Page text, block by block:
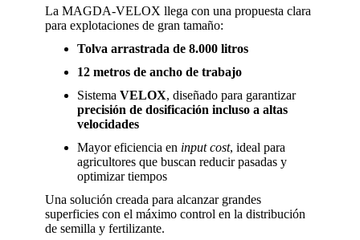
La MAGDA-VELOX llega con una propuesta clara
para explotaciones de gran tamaño:
Tolva arrastrada de 8.000 litros
12 metros de ancho de trabajo
Sistema VELOX, diseñado para garantizar
precisión de dosificación incluso a altas
velocidades
Mayor eficiencia en input cost, ideal para
agricultores que buscan reducir pasadas y
optimizar tiempos
Una solución creada para alcanzar grandes
superficies con el máximo control en la distribución
de semilla y fertilizante.